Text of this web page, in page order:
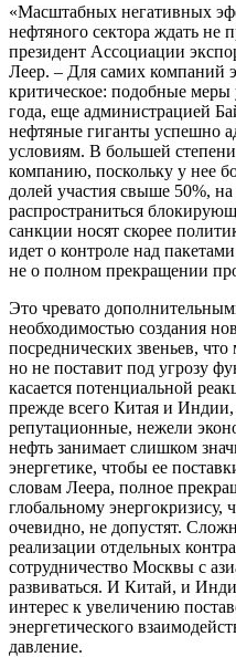
«Масштабных негативных
нефтяного сектора ждать не
президент Ассоциации
Леер. – Для самих компаний
критическое: подобные меры
года, еще администрацией
нефтяные гиганты успешно
условиям. В большей
компанию, поскольку у нее
долей участия свыше 50%,
распространиться
санкции носят скорее
идет о контроле над
не о полном прекращении
Это чревато
необходимостью создания
посреднических звеньев,
но не поставит под угрозу
касается потенциальной
прежде всего Китая и Индии,
репутационные, нежели
нефть занимает слишком
энергетике, чтобы ее
словам Леера, полное
глобальному
очевидно, не допустят.
реализации отдельных
сотрудничество Москвы с
развиваться. И Китай, и
интерес к увеличению
энергетического
давление.